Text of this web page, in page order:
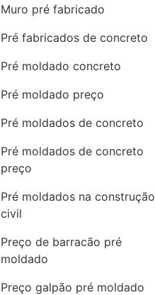
Muro pré fabricado
Pré fabricados de concreto
Pré moldado concreto
Pré moldado preço
Pré moldados de concreto
Pré moldados de concreto
preço
Pré moldados na construção
civil
Preço de barracão pré
moldado
Preço galpão pré moldado